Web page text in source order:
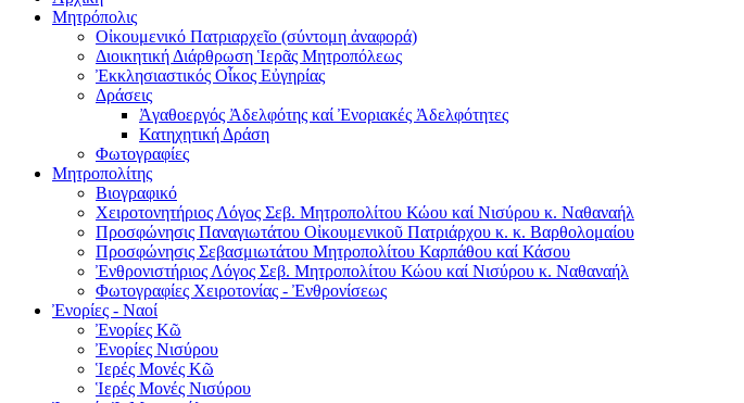
Μητρόπολις
Οἰκουμενικό Πατριαρχεῖο (σύντομη ἀναφορά)
Διοικητική Διάρθρωση Ἱερᾶς Μητροπόλεως
Ἐκκλησιαστικός Οἶκος Εὐγηρίας
Δράσεις
Ἀγαθοεργός Ἀδελφότης καί Ἐνοριακές Ἀδελφότητες
Κατηχητική Δράση
Φωτογραφίες
Μητροπολίτης
Βιογραφικό
Χειροτονητήριος Λόγος Σεβ. Μητροπολίτου Κώου καί Νισύρου κ. Ναθαναήλ
Προσφώνησις Παναγιωτάτου Οἰκουμενικοῦ Πατριάρχου κ. κ. Βαρθολομαίου
Προσφώνησις Σεβασμιωτάτου Μητροπολίτου Καρπάθου καί Κάσου
Ἐνθρονιστήριος Λόγος Σεβ. Μητροπολίτου Κώου καί Νισύρου κ. Ναθαναήλ
Φωτογραφίες Χειροτονίας - Ἐνθρονίσεως
Ἐνορίες - Ναοί
Ἐνορίες Kῶ
Ἐνορίες Νισύρου
Ἱερές Μονές Κῶ
Ἱερές Μονές Νισύρου